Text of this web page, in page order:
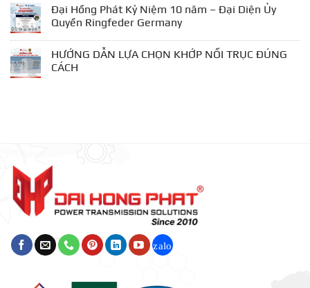
–
Lắp
–
Cân
Đại Hồng Phát Kỷ Niệm 10 năm – Đại Diện Ủy
Quyền Ringfeder Germany
HƯỚNG DẪN LỰA CHỌN KHỚP NỐI TRỤC ĐÚNG
CÁCH